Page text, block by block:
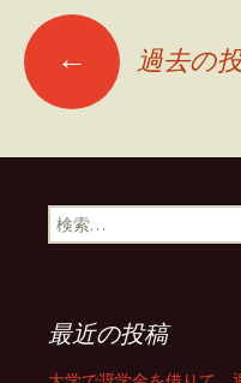
投
稿
ナ
ビ
← 過去の
検
索
最近の投稿